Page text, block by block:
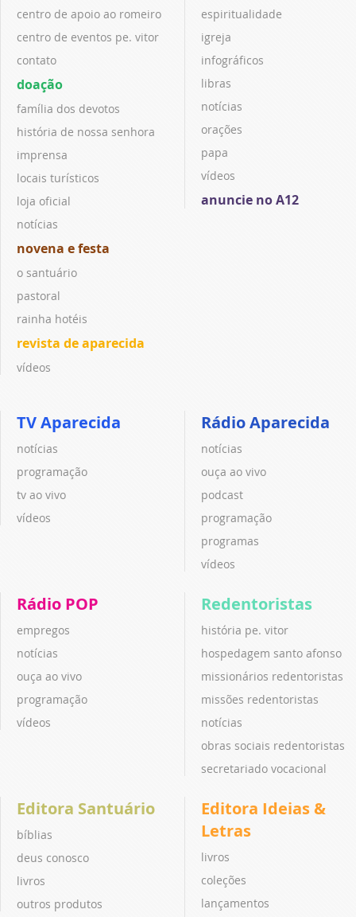
centro de apoio ao romeiro
centro de eventos pe. vitor
contato
doação
família dos devotos
história de nossa senhora
imprensa
locais turísticos
loja oficial
notícias
novena e festa
o santuário
pastoral
rainha hotéis
revista de aparecida
vídeos
espiritualidade
igreja
infográficos
libras
notícias
orações
papa
vídeos
anuncie no A12
TV Aparecida
notícias
programação
tv ao vivo
vídeos
Rádio Aparecida
notícias
ouça ao vivo
podcast
programação
programas
vídeos
Rádio POP
empregos
notícias
ouça ao vivo
programação
vídeos
Redentoristas
história pe. vitor
hospedagem santo afonso
missionários redentoristas
missões redentoristas
notícias
obras sociais redentoristas
secretariado vocacional
Editora Santuário
bíblias
deus conosco
livros
outros produtos
Editora Ideias &
Letras
livros
coleções
lançamentos